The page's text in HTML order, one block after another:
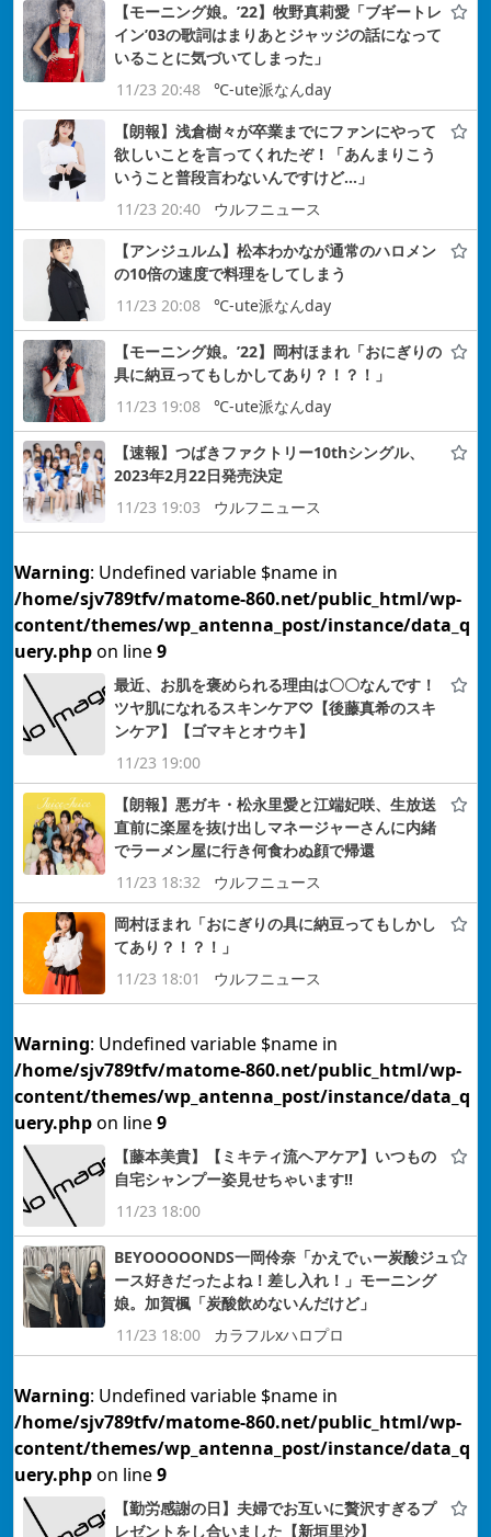
【モーニング娘。’22】牧野真莉愛「ブギートレ
イン’03の歌詞はまりあとジャッジの話になって
いることに気づいてしまった」
11/23 20:48
℃-ute派なんday
【朗報】浅倉樹々が卒業までにファンにやって
欲しいことを言ってくれたぞ！「あんまりこう
いうこと普段言わないんですけど…」
11/23 20:40
ウルフニュース
【アンジュルム】松本わかなが通常のハロメン
の10倍の速度で料理をしてしまう
11/23 20:08
℃-ute派なんday
【モーニング娘。’22】岡村ほまれ「おにぎりの
具に納豆ってもしかしてあり？！？！」
11/23 19:08
℃-ute派なんday
【速報】つばきファクトリー10thシングル、
2023年2月22日発売決定
11/23 19:03
ウルフニュース
Warning: Undefined variable $name in
/home/sjv789tfv/matome-860.net/public_html/wp-
content/themes/wp_antenna_post/instance/data_q
uery.phpon line9
最近、お肌を褒められる理由は〇〇なんです！
ツヤ肌になれるスキンケア♡【後藤真希のスキ
ンケア】【ゴマキとオウキ】
11/23 19:00
【朗報】悪ガキ・松永里愛と江端妃咲、生放送
直前に楽屋を抜け出しマネージャーさんに内緒
でラーメン屋に行き何食わぬ顔で帰還
11/23 18:32
ウルフニュース
岡村ほまれ「おにぎりの具に納豆ってもしかし
てあり？！？！」
11/23 18:01
ウルフニュース
Warning: Undefined variable $name in
/home/sjv789tfv/matome-860.net/public_html/wp-
content/themes/wp_antenna_post/instance/data_q
uery.phpon line9
【藤本美貴】【ミキティ流ヘアケア】いつもの
自宅シャンプー姿見せちゃいます!!
11/23 18:00
BEYOOOOONDS一岡伶奈「かえでぃー炭酸ジュ
ース好きだったよね！差し入れ！」モーニング
娘。加賀楓「炭酸飲めないんだけど」
11/23 18:00
カラフルxハロプロ
Warning: Undefined variable $name in
/home/sjv789tfv/matome-860.net/public_html/wp-
content/themes/wp_antenna_post/instance/data_q
uery.phpon line9
【勤労感謝の日】夫婦でお互いに贅沢すぎるプ
レゼントをし合いました【新垣里沙】